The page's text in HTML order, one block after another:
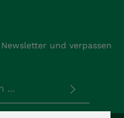
und verpassen